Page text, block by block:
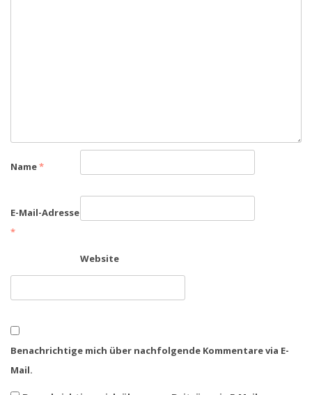
Name*
E-Mail-Adresse
*
Website
Benachrichtige mich über nachfolgende Kommentare via E-
Mail.